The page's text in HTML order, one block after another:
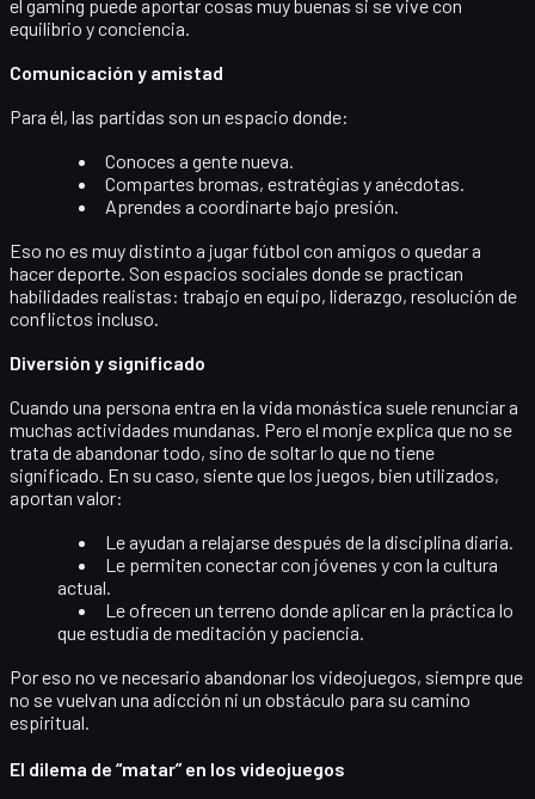
el gaming puede aportar cosas muy buenas si se vive con
equilibrio y conciencia.
Comunicación y amistad
Para él, las partidas son un espacio donde:
Conoces a gente nueva.
Compartes bromas, estratégias y anécdotas.
Aprendes a coordinarte bajo presión.
Eso no es muy distinto a jugar fútbol con amigos o quedar a
hacer deporte. Son espacios sociales donde se practican
habilidades realistas: trabajo en equipo, liderazgo, resolución de
conflictos incluso.
Diversión y significado
Cuando una persona entra en la vida monástica suele renunciar a
muchas actividades mundanas. Pero el monje explica que no se
trata de abandonar todo, sino de soltar lo que no tiene
significado. En su caso, siente que los juegos, bien utilizados,
aportan valor:
Le ayudan a relajarse después de la disciplina diaria.
Le permiten conectar con jóvenes y con la cultura
actual.
Le ofrecen un terreno donde aplicar en la práctica lo
que estudia de meditación y paciencia.
Por eso no ve necesario abandonar los videojuegos, siempre que
no se vuelvan una adicción ni un obstáculo para su camino
espiritual.
El dilema de “matar” en los videojuegos